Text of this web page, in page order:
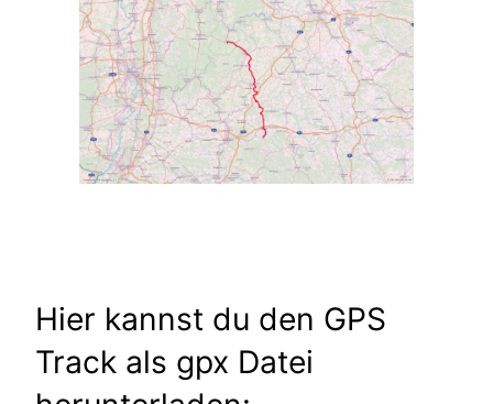
Hier kannst du den GPS
Track als gpx Datei